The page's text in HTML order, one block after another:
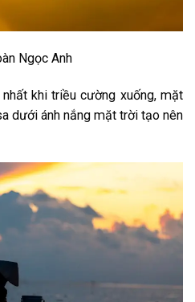
Ngọc Anh
khi triều cường xuống, mặt
dưới ánh nắng mặt trời tạo nên